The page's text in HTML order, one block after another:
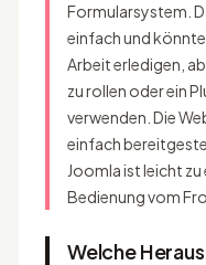
Formularsystem.
einfach und könnte
Arbeit erledigen,
zu rollen oder ein
verwenden. Die
einfach
Joomla ist leicht zu
Bedienung vom
Welche